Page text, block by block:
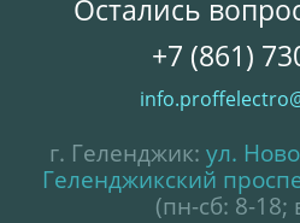
Остались
+7 (861)
г. Геленджик: ул.
Геленджикский
(пн-сб: 8-18;